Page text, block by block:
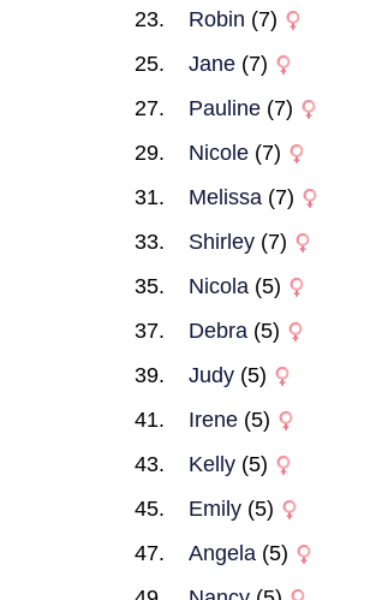
Robin (7)
Jane (7)
Pauline (7)
Nicole (7)
Melissa (7)
Shirley (7)
Nicola (5)
Debra (5)
Judy (5)
Irene (5)
Kelly (5)
Emily (5)
Angela (5)